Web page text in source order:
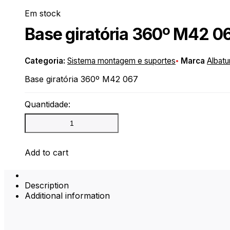
Em stock
Base giratória 360º M42
Categoria: Sistema montagem e suportes Marca
Base giratória 360º M42 067
Quantidade:
M42
Add to cart
Description
Additional information